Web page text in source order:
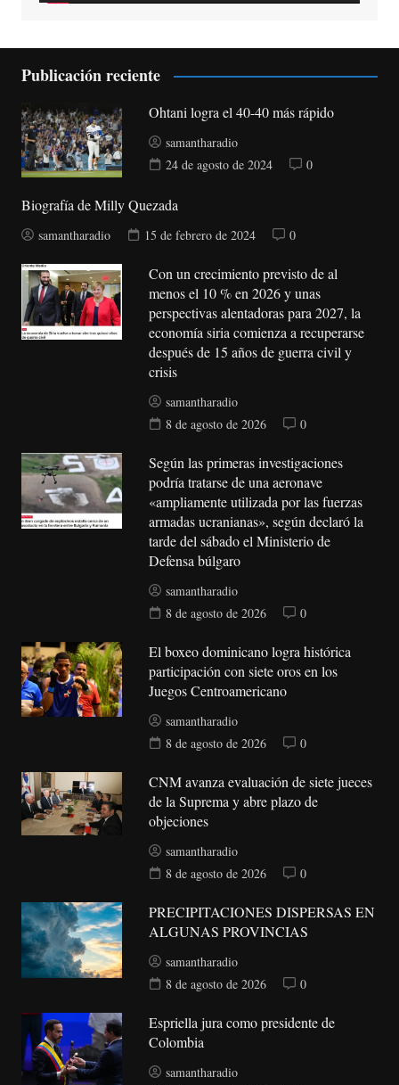
Publicación reciente
Ohtani logra el 40-40 más rápido
samantharadio
24 de agosto de 2024
0
Biografía de Milly Quezada
samantharadio 15 de febrero de 2024 0
Con un crecimiento previsto de al
menos el 10 % en 2026 y unas
perspectivas alentadoras para 2027, la
economía siria comienza a recuperarse
después de 15 años de guerra civil y
crisis
samantharadio
8 de agosto de 2026
0
Según las primeras investigaciones
podría tratarse de una aeronave
«ampliamente utilizada por las fuerzas
armadas ucranianas», según declaró la
tarde del sábado el Ministerio de
Defensa búlgaro
samantharadio
8 de agosto de 2026
0
El boxeo dominicano logra histórica
participación con siete oros en los
Juegos Centroamericano
samantharadio
8 de agosto de 2026
0
CNM avanza evaluación de siete jueces
de la Suprema y abre plazo de
objeciones
samantharadio
8 de agosto de 2026
0
PRECIPITACIONES DISPERSAS EN
ALGUNAS PROVINCIAS
samantharadio
8 de agosto de 2026
0
Espriella jura como presidente de
Colombia
samantharadio